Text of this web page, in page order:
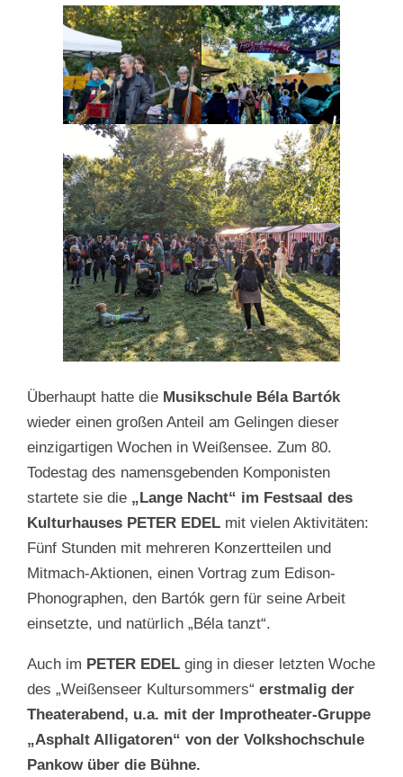
Überhaupt hatte die Musikschule Béla Bartók
wieder einen großen Anteil am Gelingen dieser
einzigartigen Wochen in Weißensee. Zum 80.
Todestag des namensgebenden Komponisten
startete sie die „Lange Nacht“ im Festsaal des
Kulturhauses PETER EDEL mit vielen Aktivitäten:
Fünf Stunden mit mehreren Konzertteilen und
Mitmach-Aktionen, einen Vortrag zum Edison-
Phonographen, den Bartók gern für seine Arbeit
einsetzte, und natürlich „Béla tanzt“.
Auch im PETER EDEL ging in dieser letzten Woche
des „Weißenseer Kultursommers“ erstmalig der
Theaterabend, u.a. mit der Improtheater-Gruppe
„Asphalt Alligatoren“ von der Volkshochschule
Pankow über die Bühne.